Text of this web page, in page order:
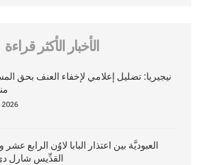
الأخبار الأكثر قراءة
نيجيريا: تضليل إعلامي لإخفاء العنف بحق
العبوديَّة بين اعتذار البابا لاوُن الرابع
القدِّيس شارل